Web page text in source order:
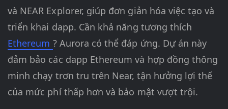
và NEAR Explorer, giúp đơn giản hóa việc tạo và
triển khai dapp. Cần khả năng tương thích
Ethereum ? Aurora có thể đáp ứng. Dự án này
đảm bảo các dapp Ethereum và hợp đồng thông
minh chạy trơn tru trên Near, tận hưởng lợi thế
của mức phí thấp hơn và bảo mật vượt trội.